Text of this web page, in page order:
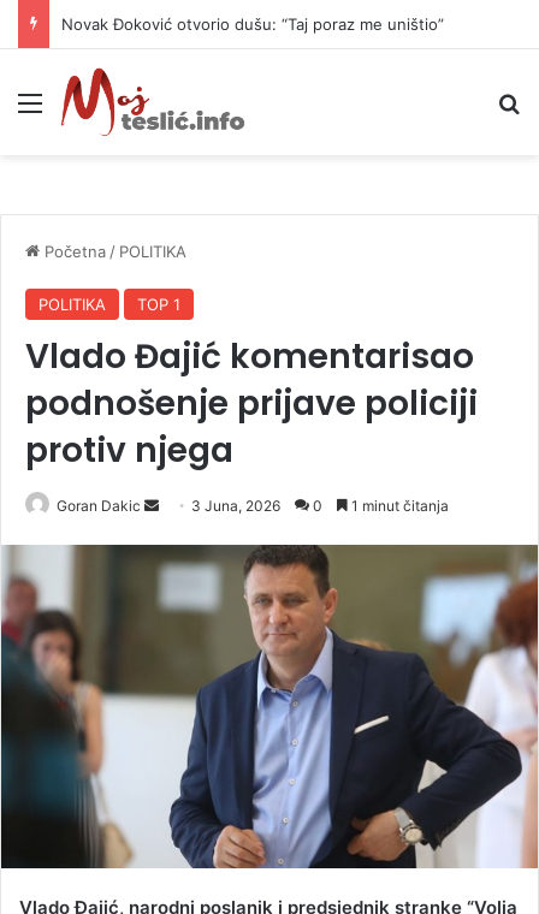
Novak Đoković otvorio dušu: “Taj poraz me uništio”
Meni
Početna / POLITIKA
POLITIKA TOP 1
Vlado Đajić komentarisao
podnošenje prijave policiji
protiv njega
Goran Dakic
n
m
3 Juna, 2026 0 1 minut čitanja
Vlado Đajić, narodni poslanik i predsjednik stranke “Volja